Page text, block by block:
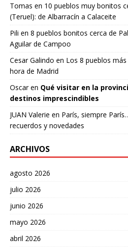
Tomas en 10 pueblos muy bonitos
(Teruel): de Albarracín a Calaceite
Pili en 8 pueblos bonitos cerca de
Aguilar de Campoo
Cesar Galindo en Los 8 pueblos
hora de Madrid
Oscaren Qué visitar en la
destinos imprescindibles
JUAN Valerie en París, siempre
recuerdos y novedades
ARCHIVOS
agosto 2026
julio 2026
junio 2026
mayo 2026
abril 2026